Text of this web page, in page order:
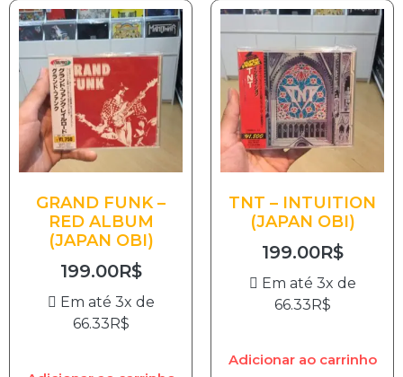
GRAND FUNK –
RED ALBUM
(JAPAN OBI)
199.00R$
Em até 3x de
66.33R$
TNT – INTUITION
(JAPAN OBI)
199.00R$
Em até 3x de
66.33R$
Adicionar ao carrinho